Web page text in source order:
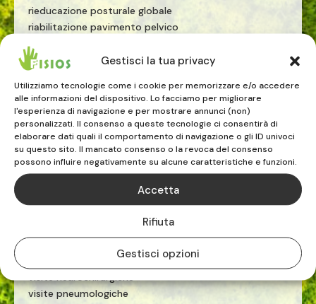
Gestisci la tua privacy
Utilizziamo tecnologie come i cookie per memorizzare e/o accedere
alle informazioni del dispositivo. Lo facciamo per migliorare
l'esperienza di navigazione e per mostrare annunci (non)
personalizzati. Il consenso a queste tecnologie ci consentirà di
elaborare dati quali il comportamento di navigazione o gli ID univoci
su questo sito. Il mancato consenso o la revoca del consenso
possono influire negativamente su alcune caratteristiche e funzioni.
Accetta
Rifiuta
Gestisci opzioni
rieducazione posturale globale
riabilitazione pavimento pelvico
riabilitazione sportiva
terapia manuale
tecarterapia
onde d'urto
PRESTAZIONI MEDICHE
ecografie
visite otorinolaringoiatriche
visite neurochirurgiche
visite pneumologiche